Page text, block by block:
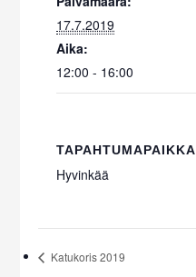
17.7.2019
Aika:
12:00 - 16:00
TAPAHTUMAPAIKKA
Hyvinkää
Katukoris 2019